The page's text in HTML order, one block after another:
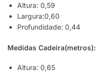
Altura: 0,59
Largura:0,60
Profundidade: 0,44
Medidas Cadeira(metros):
Altura: 0,65